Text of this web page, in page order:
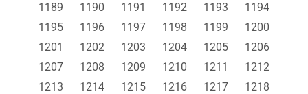
1189
1190 1191 1192 1193
1194
1195
1196 1197 1198 1199
1200
1201
1202 1203 1204 1205
1206
1207
1208 1209 1210 1211
1212
1213
1214 1215 1216 1217
1218